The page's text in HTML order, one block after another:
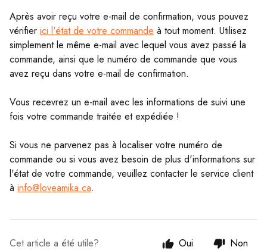
Après avoir reçu votre e-mail de confirmation, vous pouvez
vérifier ici l'état de votre commande à tout moment. Utilisez
simplement le même e-mail avec lequel vous avez passé la
commande, ainsi que le numéro de commande que vous
avez reçu dans votre e-mail de confirmation.
Vous recevrez un e-mail avec les informations de suivi une
fois votre commande traitée et expédiée !
Si vous ne parvenez pas à localiser votre numéro de
commande ou si vous avez besoin de plus d'informations sur
l'état de votre commande, veuillez contacter le service client
à info@loveamika.ca.
Cet article a été utile? Oui Non